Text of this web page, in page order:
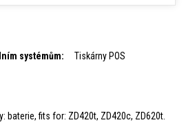
systémům: Tiskárny POS
baterie, fits for: ZD420t, ZD420c, ZD620t.